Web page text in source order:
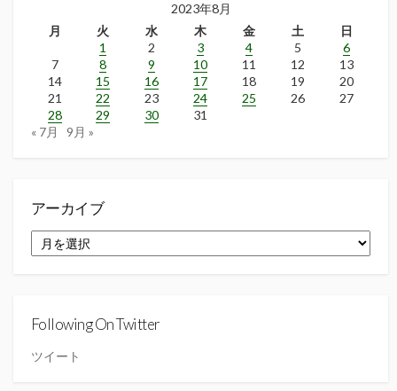
2023年8月
月
火 水 木 金 土
日
1
2 3 4 5
6
7
8 9 10 11 12
13
14
15 16 17 18 19
20
21
22 23 24 25 26
27
28
29 30
31
« 7月
9月 »
アーカイブ
ー
Following On Twitter
ツイート